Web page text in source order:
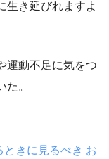
生き延びれますよ
運動不足に気をつ
。
ときに見るべき お